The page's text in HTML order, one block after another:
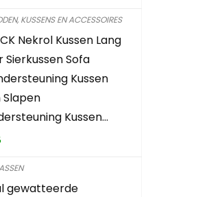
KUSSENS EN ACCESSOIRES
Nekrol Kussen Lang
Sierkussen Sofa
Kussen
Slapen
Kussen…
gewatteerde